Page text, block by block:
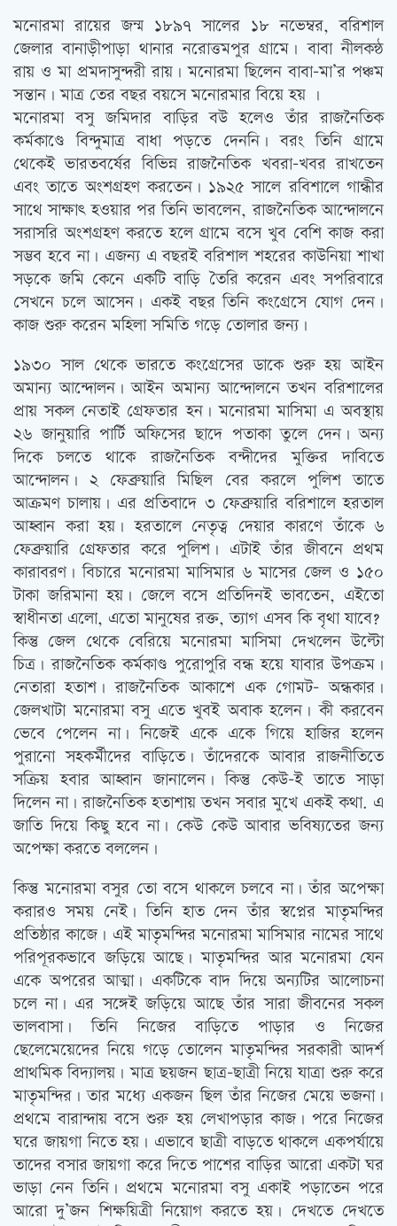
মনোরমা রায়ের জন্ম ১৮৯৭ সালের ১৮ নভেম্বর, বরিশাল
জেলার বানাড়ীপাড়া থানার নরোত্তমপুর গ্রামে। বাবা নীলকন্ঠ
রায় ও মা প্রমদাসুন্দরী রায়। মনোরমা ছিলেন বাবা-মা’র পঞ্চম
সন্তান। মাত্র তের বছর বয়সে মনোরমার বিয়ে হয় ।
মনোরমা বসু জমিদার বাড়ির বউ হলেও তাঁর রাজনৈতিক
কর্মকাণ্ডে বিন্দুমাত্র বাধা পড়তে দেননি। বরং তিনি গ্রামে
থেকেই ভারতবর্ষের বিভিন্ন রাজনৈতিক খবরা-খবর রাখতেন
এবং তাতে অংশগ্রহণ করতেন। ১৯২৫ সালে রবিশালে গান্ধীর
সাথে সাক্ষাৎ হওয়ার পর তিনি ভাবলেন, রাজনৈতিক আন্দোলনে
সরাসরি অংশগ্রহণ করতে হলে গ্রামে বসে খুব বেশি কাজ করা
সম্ভব হবে না। এজন্য এ বছরই বরিশাল শহরের কাউনিয়া শাখা
সড়কে জমি কেনে একটি বাড়ি তৈরি করেন এবং সপরিবারে
সেখনে চলে আসেন। একই বছর তিনি কংগ্রেসে যোগ দেন।
কাজ শুরু করেন মহিলা সমিতি গড়ে তোলার জন্য।
১৯৩০ সাল থেকে ভারতে কংগ্রেসের ডাকে শুরু হয় আইন
অমান্য আন্দোলন। আইন অমান্য আন্দোলনে তখন বরিশালের
প্রায় সকল নেতাই গ্রেফতার হন। মনোরমা মাসিমা এ অবস্থায়
২৬ জানুয়ারি পার্টি অফিসের ছাদে পতাকা তুলে দেন। অন্য
দিকে চলতে থাকে রাজনৈতিক বন্দীদের মুক্তির দাবিতে
আন্দোলন। ২ ফেব্রুয়ারি মিছিল বের করলে পুলিশ তাতে
আক্রমণ চালায়। এর প্রতিবাদে ৩ ফেব্রুয়ারি বরিশালে হরতাল
আহ্বান করা হয়। হরতালে নেতৃত্ব দেয়ার কারণে তাঁকে ৬
ফেব্রুয়ারি গ্রেফতার করে পুলিশ। এটাই তাঁর জীবনে প্রথম
কারাবরণ। বিচারে মনোরমা মাসিমার ৬ মাসের জেল ও ১৫০
টাকা জরিমানা হয়। জেলে বসে প্রতিদিনই ভাবতেন, এইতো
স্বাধীনতা এলো, এতো মানুষের রক্ত, ত্যাগ এসব কি বৃথা যাবে?
কিন্তু জেল থেকে বেরিয়ে মনোরমা মাসিমা দেখলেন উল্টো
চিত্র। রাজনৈতিক কর্মকাণ্ড পুরোপুরি বন্ধ হয়ে যাবার উপক্রম।
নেতারা হতাশ। রাজনৈতিক আকাশে এক গোমট- অন্ধকার।
জেলখাটা মনোরমা বসু এতে খুবই অবাক হলেন। কী করবেন
ভেবে পেলেন না। নিজেই একে একে গিয়ে হাজির হলেন
পুরানো সহকর্মীদের বাড়িতে। তাঁদেরকে আবার রাজনীতিতে
সক্রিয় হবার আহ্বান জানালেন। কিন্তু কেউ-ই তাতে সাড়া
দিলেন না। রাজনৈতিক হতাশায় তখন সবার মুখে একই কথা. এ
জাতি দিয়ে কিছু হবে না। কেউ কেউ আবার ভবিষ্যতের জন্য
অপেক্ষা করতে বললেন।
কিন্তু মনোরমা বসুর তো বসে থাকলে চলবে না। তাঁর অপেক্ষা
করারও সময় নেই। তিনি হাত দেন তাঁর স্বপ্নের মাতৃমন্দির
প্রতিষ্ঠার কাজে। এই মাতৃমন্দির মনোরমা মাসিমার নামের সাথে
পরিপূরকভাবে জড়িয়ে আছে। মাতৃমন্দির আর মনোরমা যেন
একে অপরের আত্মা। একটিকে বাদ দিয়ে অন্যটির আলোচনা
চলে না। এর সঙ্গেই জড়িয়ে আছে তাঁর সারা জীবনের সকল
ভালবাসা। তিনি নিজের বাড়িতে পাড়ার ও নিজের
ছেলেমেয়েদের নিয়ে গড়ে তোলেন মাতৃমন্দির সরকারী আদর্শ
প্রাথমিক বিদ্যালয়। মাত্র ছয়জন ছাত্র-ছাত্রী নিয়ে যাত্রা শুরু করে
মাতৃমন্দির। তার মধ্যে একজন ছিল তাঁর নিজের মেয়ে ভজনা।
প্রথমে বারান্দায় বসে শুরু হয় লেখাপড়ার কাজ। পরে নিজের
ঘরে জায়গা নিতে হয়। এভাবে ছাত্রী বাড়তে থাকলে একপর্যায়ে
তাদের বসার জায়গা করে দিতে পাশের বাড়ির আরো একটা ঘর
ভাড়া নেন তিনি। প্রথমে মনোরমা বসু একাই পড়াতেন পরে
আরো দু’জন শিক্ষয়িত্রী নিয়োগ করতে হয়। দেখতে দেখতে